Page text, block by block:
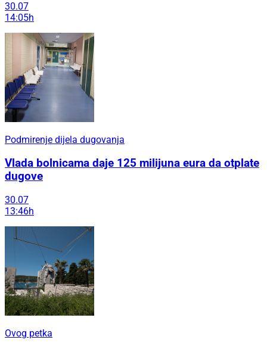
30.07
14:05h
Podmirenje dijela dugovanja
Vlada bolnicama daje 125 milijuna eura da otplate
dugove
30.07
13:46h
Ovog petka